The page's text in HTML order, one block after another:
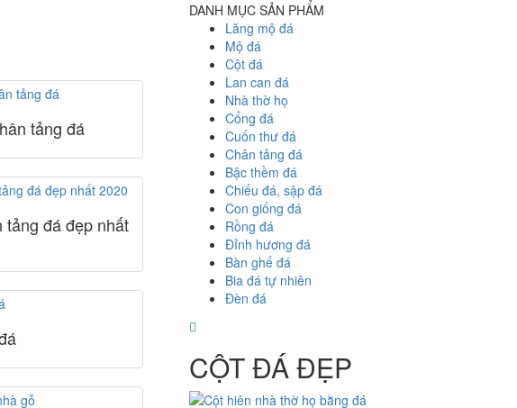
tảng đá
tảng đá đẹp nhất
DANH MỤC SẢN PHẨM
Lăng mộ đá
Mộ đá
Cột đá
Lan can đá
Nhà thờ họ
Cổng đá
Cuốn thư đá
Chân tảng đá
Bậc thềm đá
Chiếu đá, sập đá
Con giống đá
Rồng đá
Đỉnh hương đá
Bàn ghế đá
Bia đá tự nhiên
Đèn đá
CỘT ĐÁ ĐẸP